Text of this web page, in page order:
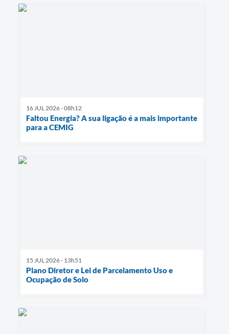
16 JUL 2026 - 08h12
Faltou Energia? A sua ligação é a mais importante
para a CEMIG
15 JUL 2026 - 13h51
Plano Diretor e Lei de Parcelamento Uso e
Ocupação de Solo